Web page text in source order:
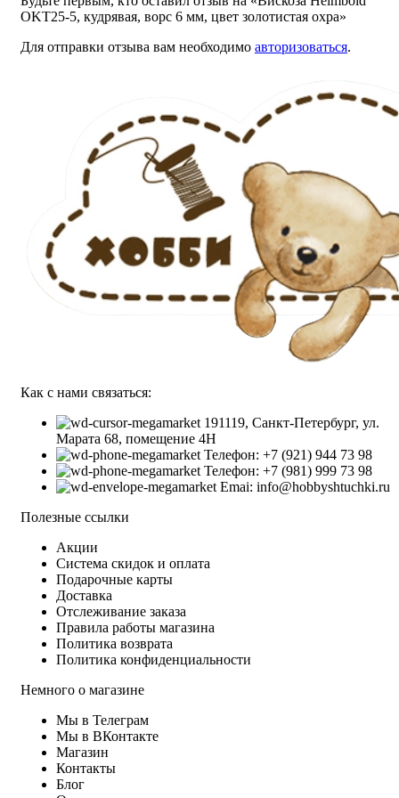
OKT25-5, кудрявая, ворс 6 мм, цвет золотистая охра»
Для отправки отзыва вам необходимо авторизоваться.
Как с нами связаться:
191119, Санкт-Петербург, ул.
Марата 68, помещение 4Н
Телефон: +7 (921) 944 73 98
Телефон: +7 (981) 999 73 98
Emai: info@hobbyshtuchki.ru
Полезные ссылки
Акции
Система скидок и оплата
Подарочные карты
Доставка
Отслеживание заказа
Правила работы магазина
Политика возврата
Политика конфиденциальности
Немного о магазине
Мы в Телеграм
Мы в ВКонтакте
Магазин
Контакты
Блог